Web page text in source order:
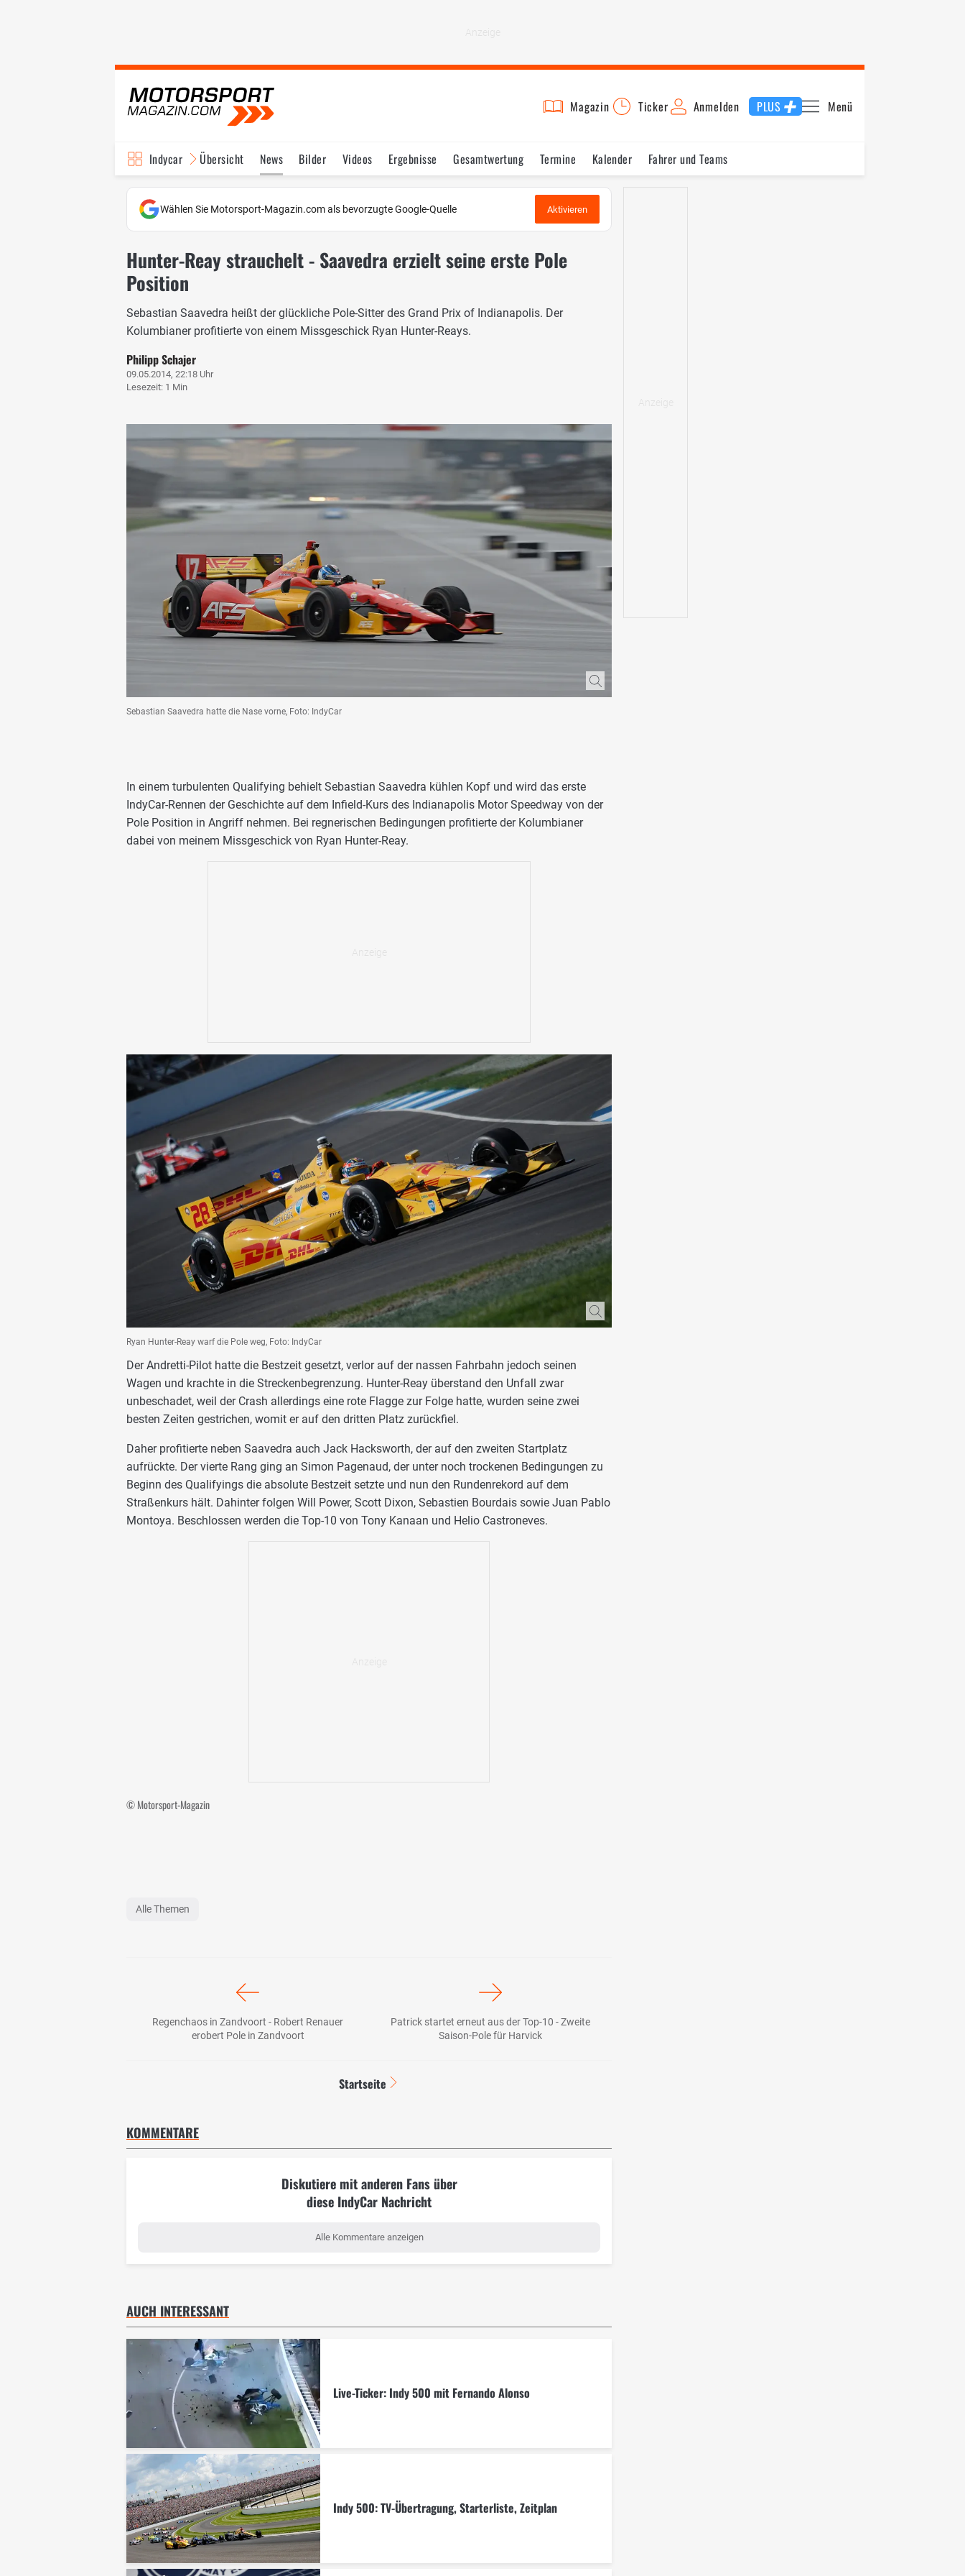
Magazin Ticker Anmelden PLUS Menü
Indycar Übersicht News Bilder Videos Ergebnisse Gesamtwertung Termine Kalender Fahrer und Teams
Wählen Sie Motorsport-Magazin.com als bevorzugte Google-Quelle Aktivieren
Hunter-Reay strauchelt - Saavedra erzielt seine erste Pole
Position
Sebastian Saavedra heißt der glückliche Pole-Sitter des Grand Prix of Indianapolis. Der
Kolumbianer profitierte von einem Missgeschick Ryan Hunter-Reays.
Philipp Schajer
09.05.2014, 22:18 Uhr
Lesezeit: 1 Min
Sebastian Saavedra hatte die Nase vorne, Foto: IndyCar
In einem turbulenten Qualifying behielt Sebastian Saavedra kühlen Kopf und wird das erste
IndyCar-Rennen der Geschichte auf dem Infield-Kurs des Indianapolis Motor Speedway von der
Pole Position in Angriff nehmen. Bei regnerischen Bedingungen profitierte der Kolumbianer
dabei von meinem Missgeschick von Ryan Hunter-Reay.
Ryan Hunter-Reay warf die Pole weg, Foto: IndyCar
Der Andretti-Pilot hatte die Bestzeit gesetzt, verlor auf der nassen Fahrbahn jedoch seinen
Wagen und krachte in die Streckenbegrenzung. Hunter-Reay überstand den Unfall zwar
unbeschadet, weil der Crash allerdings eine rote Flagge zur Folge hatte, wurden seine zwei
besten Zeiten gestrichen, womit er auf den dritten Platz zurückfiel.
Daher profitierte neben Saavedra auch Jack Hacksworth, der auf den zweiten Startplatz
aufrückte. Der vierte Rang ging an Simon Pagenaud, der unter noch trockenen Bedingungen zu
Beginn des Qualifyings die absolute Bestzeit setzte und nun den Rundenrekord auf dem
Straßenkurs hält. Dahinter folgen Will Power, Scott Dixon, Sebastien Bourdais sowie Juan Pablo
Montoya. Beschlossen werden die Top-10 von Tony Kanaan und Helio Castroneves.
© Motorsport-Magazin
Alle Themen
Regenchaos in Zandvoort - Robert Renauer
erobert Pole in Zandvoort
Patrick startet erneut aus der Top-10 - Zweite
Saison-Pole für Harvick
Startseite
KOMMENTARE
Diskutiere mit anderen Fans über
diese IndyCar Nachricht
Alle Kommentare anzeigen
AUCH INTERESSANT
Live-Ticker: Indy 500 mit Fernando Alonso
Indy 500: TV-Übertragung, Starterliste, Zeitplan